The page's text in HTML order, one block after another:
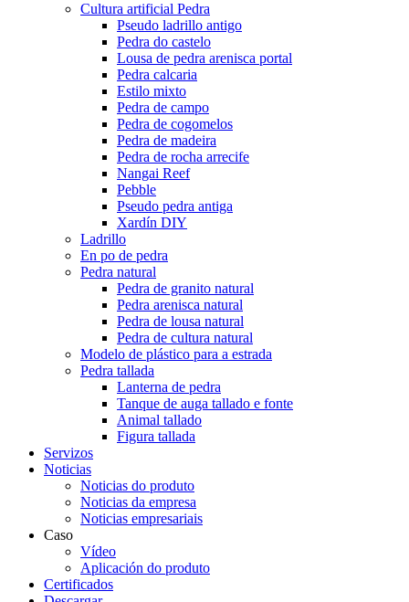
Cultura artificial Pedra
Pseudo ladrillo antigo
Pedra do castelo
Lousa de pedra arenisca portal
Pedra calcaria
Estilo mixto
Pedra de campo
Pedra de cogomelos
Pedra de madeira
Pedra de rocha arrecife
Nangai Reef
Pebble
Pseudo pedra antiga
Xardín DIY
Ladrillo
En po de pedra
Pedra natural
Pedra de granito natural
Pedra arenisca natural
Pedra de lousa natural
Pedra de cultura natural
Modelo de plástico para a estrada
Pedra tallada
Lanterna de pedra
Tanque de auga tallado e fonte
Animal tallado
Figura tallada
Servizos
Noticias
Noticias do produto
Noticias da empresa
Noticias empresariais
Caso
Vídeo
Aplicación do produto
Certificados